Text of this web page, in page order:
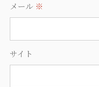
メール ※
サイト